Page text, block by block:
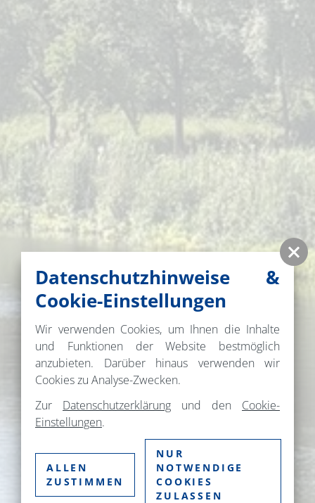
Datenschutzhinweise &
Cookie-Einstellungen
Wir verwenden Cookies, um Ihnen die Inhalte
und Funktionen der Website bestmöglich
anzubieten. Darüber hinaus verwenden wir
Cookies zu Analyse-Zwecken.
Zur Datenschutzerklärung und den Cookie-
Einstellungen.
ALLEN
ZUSTIMMEN
NUR
NOTWENDIGE
COOKIES
ZULASSEN